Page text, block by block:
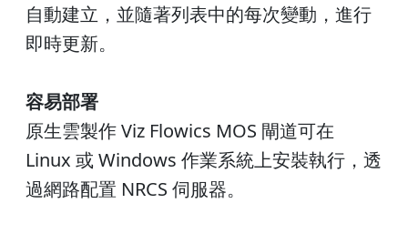
自動建立，並隨著列表中的每次變動，進行
即時更新。
容易部署
原生雲製作 Viz Flowics MOS 閘道可在
Linux 或 Windows 作業系統上安裝執行，透
過網路配置 NRCS 伺服器。